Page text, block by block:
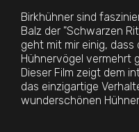
Birkhühner sind
Balz der "Schwarzen
geht mit mir einig,
Hühnervögel vermehrt
Dieser Film zeigt dem
das einzigartige
wunderschönen